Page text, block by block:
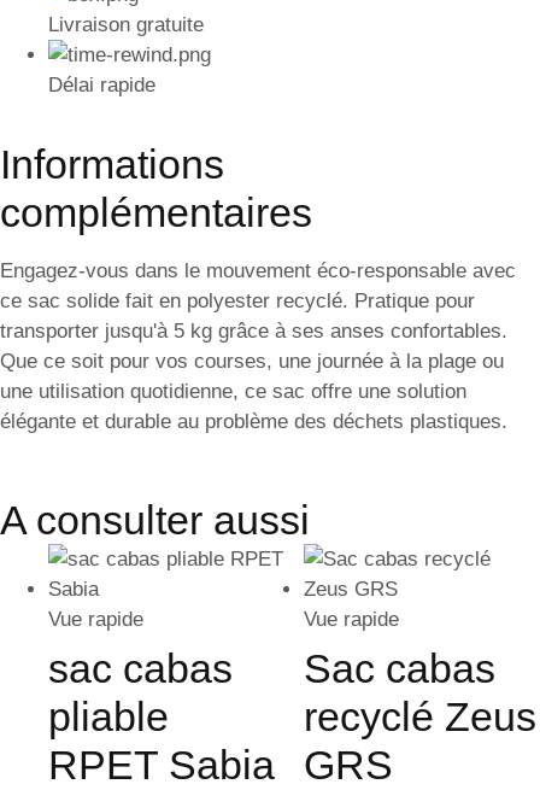
Livraison gratuite
Délai rapide
Informations
complémentaires
Engagez-vous dans le mouvement éco-responsable avec
ce sac solide fait en polyester recyclé. Pratique pour
transporter jusqu'à 5 kg grâce à ses anses confortables.
Que ce soit pour vos courses, une journée à la plage ou
une utilisation quotidienne, ce sac offre une solution
élégante et durable au problème des déchets plastiques.
A consulter aussi
Vue rapide
sac cabas
pliable
RPET Sabia
Vue rapide
Sac cabas
recyclé Zeus
GRS